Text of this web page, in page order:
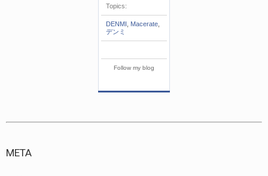
Topics:
DENMI Macerate
デンミ
Follow my blog
META